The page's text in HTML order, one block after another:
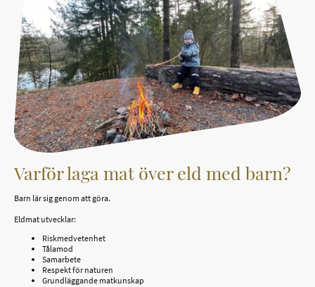
Varför laga mat över eld med barn?
Barn lär sig genom att göra.
Eldmat utvecklar:
Riskmedvetenhet
Tålamod
Samarbete
Respekt för naturen
Grundläggande matkunskap